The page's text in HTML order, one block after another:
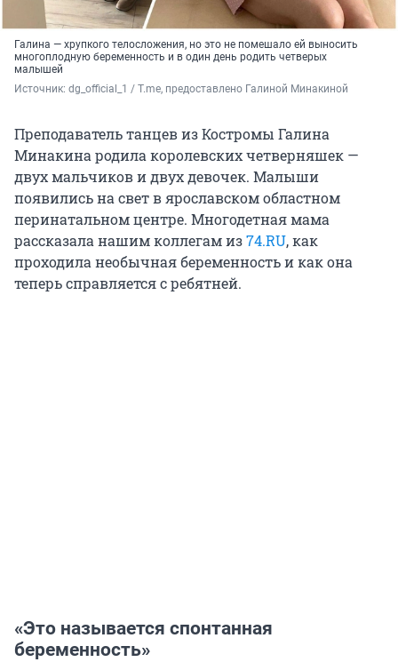
Галина — хрупкого телосложения, но это не помешало ей выносить
многоплодную беременность и в один день родить четверых
малышей
Источник: dg_official_1 / Т.me, предоставлено Галиной Минакиной
Преподаватель танцев из Костромы Галина
Минакина родила королевских четверняшек —
двух мальчиков и двух девочек. Малыши
появились на свет в ярославском областном
перинатальном центре. Многодетная мама
рассказала нашим коллегам из74.RU, как
проходила необычная беременность и как она
теперь справляется с ребятней.
«Это называется спонтанная
беременность»